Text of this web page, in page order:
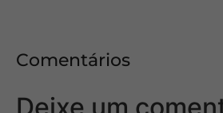
Comentários